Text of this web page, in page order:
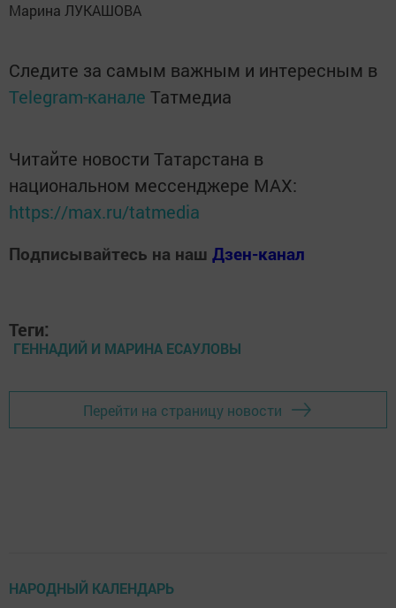
Марина ЛУКАШОВА
Следите за самым важным и интересным в
Telegram-канале Татмедиа
Читайте новости Татарстана в
национальном мессенджере MАХ:
https://max.ru/tatmedia
Подписывайтесь на наш Дзен-канал
Теги:
ГЕННАДИЙ И МАРИНА ЕСАУЛОВЫ
Перейти на страницу новости
НАРОДНЫЙ КАЛЕНДАРЬ